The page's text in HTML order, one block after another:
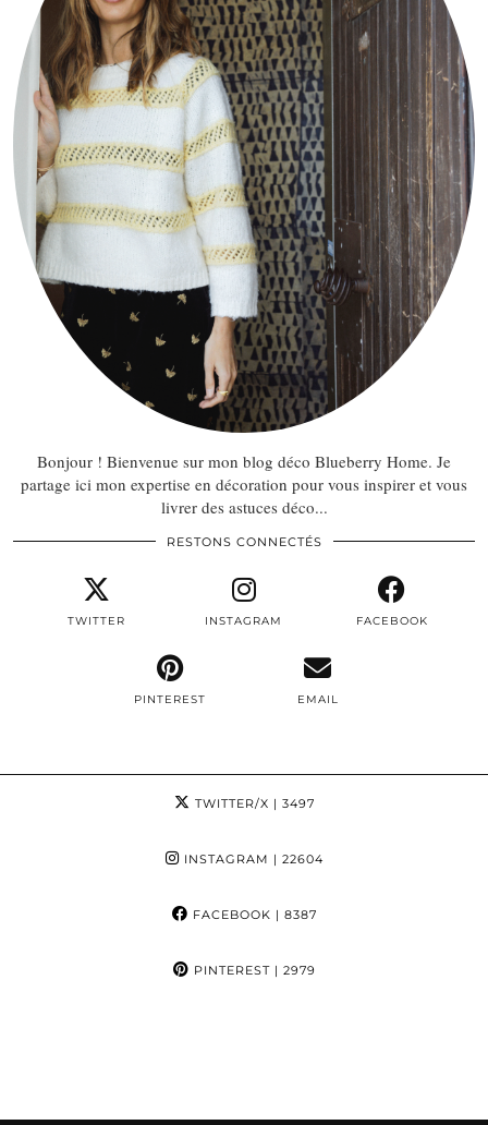
Bonjour ! Bienvenue sur mon blog déco Blueberry Home. Je
partage ici mon expertise en décoration pour vous inspirer et vous
livrer des astuces déco...
RESTONS CONNECTÉS
TWITTER INSTAGRAM FACEBOOK
PINTEREST EMAIL
TWITTER/X | 3497
INSTAGRAM | 22604
FACEBOOK | 8387
PINTEREST| 2979